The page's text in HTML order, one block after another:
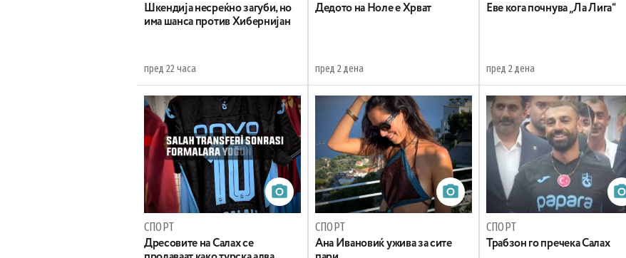
Шкендија несреќно загуби, но
има шанса против Хибернијан
пред 22 часа
Дедото на Ноле е Хрват
пред 2 дена
Еве кога почнува „Ла Лига“
пред 2 дена
СПОРТ
Дресовите на Салах се
СПОРТ
Ана Ивановиќ ужива за сите
СПОРТ
Трабзон го пречека Салах